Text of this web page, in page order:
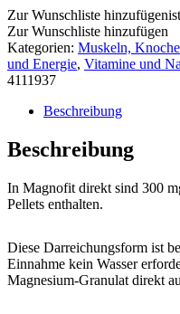
Zur Wunschliste hinzufügen
Zur Wunschliste hinzufügen
Kategorien: Muskeln,
und Energie, Vitamine und
4111937
Beschreibung
Beschreibung
In Magnofit direkt sind 300
Pellets enthalten.
Diese Darreichungsform ist
Einnahme kein Wasser
Magnesium-Granulat direkt